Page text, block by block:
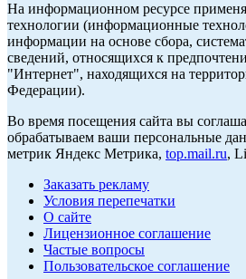
На информационном ресурсе
технологии (информационные
информации на основе сбора,
сведений, относящихся к
"Интернет", находящихся на
Федерации).
Во время посещения сайта вы
обрабатываем ваши персональные
метрик Яндекс Метрика, top.mail.ru,
Заказать рекламу
Условия перепечатки
О сайте
Лицензионное соглашение
Частые вопросы
Пользовательское соглашение